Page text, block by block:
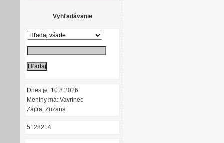
Vyhľadávanie
Dnes je: 10.8.2026
Meniny má: Vavrinec
Zajtra: Zuzana
5128214